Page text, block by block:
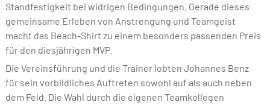
Standfestigkeit bei widrigen Bedingungen. Gerade dieses
gemeinsame Erleben von Anstrengung und Teamgeist
macht das Beach-Shirt zu einem besonders passenden Preis
für den diesjährigen MVP.
Die Vereinsführung und die Trainer lobten Johannes Benz
für sein vorbildliches Auftreten sowohl auf als auch neben
dem Feld. Die Wahl durch die eigenen Teamkollegen